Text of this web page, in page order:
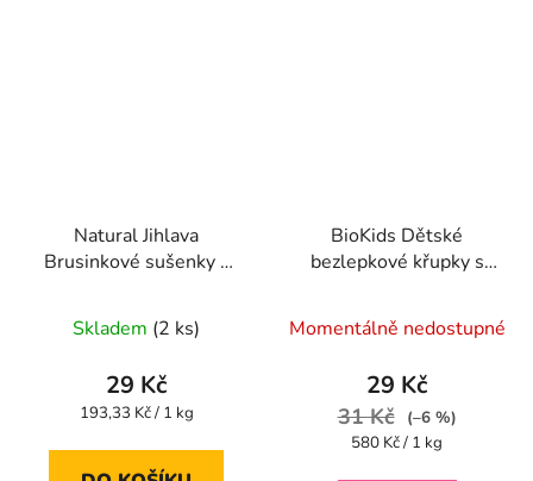
Natural Jihlava
Brusinkové sušenky s
150g
hodnocení
produktu
je
z
Skladem (2 ks)
29 Kč
Měrná
193,33 Kč / 1 kg
BioKids Dětské
bezlepkové křupky s
55g
hodnocení
produktu
je
5,0
Momentálně nedostupné
29 Kč
31 Kč
(–6 %)
Měrná
580 Kč / 1 kg